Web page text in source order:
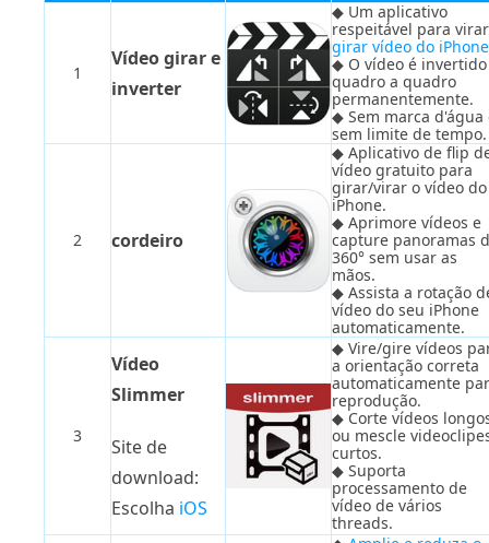
1
Vídeo girar e
inverter
◆ Um aplicativo
respeitável para
girar vídeo do iPhone
◆ O vídeo é invertido
quadro a quadro
permanentemente.
◆ Sem marca d'água
sem limite de tempo.
2 cordeiro
◆ Aplicativo de flip
vídeo gratuito para
girar/virar o vídeo do
iPhone.
◆ Aprimore vídeos e
capture panoramas
360° sem usar as
mãos.
◆ Assista a rotação
vídeo do seu iPhone
automaticamente.
3
Vídeo
Slimmer
Site de
download:
Escolha iOS
◆ Vire/gire vídeos
a orientação correta
automaticamente
reprodução.
◆ Corte vídeos
ou mescle
curtos.
◆ Suporta
processamento de
vídeo de vários
threads.